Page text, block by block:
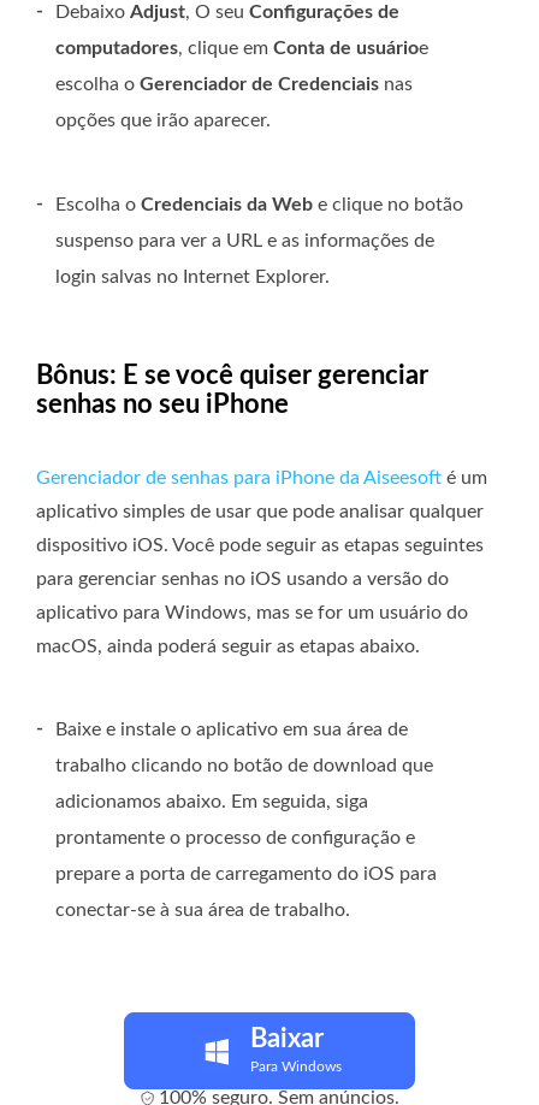
- Debaixo Adjust, O seu Configurações de
computadores, clique em Conta de usuárioe
escolha o Gerenciador de Credenciais nas
opções que irão aparecer.
- Escolha o Credenciais da Web e clique no botão
suspenso para ver a URL e as informações de
login salvas no Internet Explorer.
Bônus: E se você quiser gerenciar
senhas no seu iPhone
Gerenciador de senhas para iPhone da Aiseesoft é um
aplicativo simples de usar que pode analisar qualquer
dispositivo iOS. Você pode seguir as etapas seguintes
para gerenciar senhas no iOS usando a versão do
aplicativo para Windows, mas se for um usuário do
macOS, ainda poderá seguir as etapas abaixo.
-
Baixe e instale o aplicativo em sua área de
trabalho clicando no botão de download que
adicionamos abaixo. Em seguida, siga
prontamente o processo de configuração e
prepare a porta de carregamento do iOS para
conectar-se à sua área de trabalho.
Baixar
Para Windows
100% seguro. Sem anúncios.